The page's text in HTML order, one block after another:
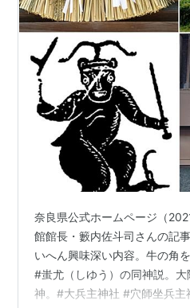
奈良県公式ホームページ（
館館長・籔内佐斗司さんの記
いへん興味深い内容。牛の角
#蚩尤（しゆう）の同神説。
神。#大兵主神社 #穴師坐兵主